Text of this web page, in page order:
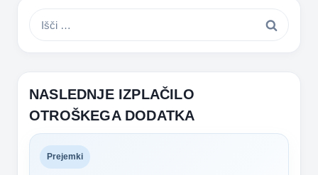
Išči:
NASLEDNJE IZPLAČILO
OTROŠKEGA DODATKA
Prejemki